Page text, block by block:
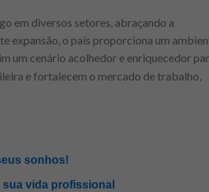
em diversos setores, abraçando a
expansão, o país proporciona um
um cenário acolhedor e enriquecedor
e fortalecem o mercado de trabalho,
sonhos!
vida profissional